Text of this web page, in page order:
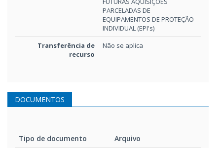
PARCELADAS DE
EQUIPAMENTOS DE PROTEÇÃO
INDIVIDUAL (EPI's)
Transferência de
recurso
Não se aplica
DOCUMENTOS
Tipo de documento
Arquivo